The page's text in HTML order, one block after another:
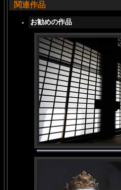
関連作品
お勧めの作品